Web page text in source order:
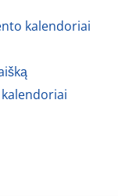
kalendoriai